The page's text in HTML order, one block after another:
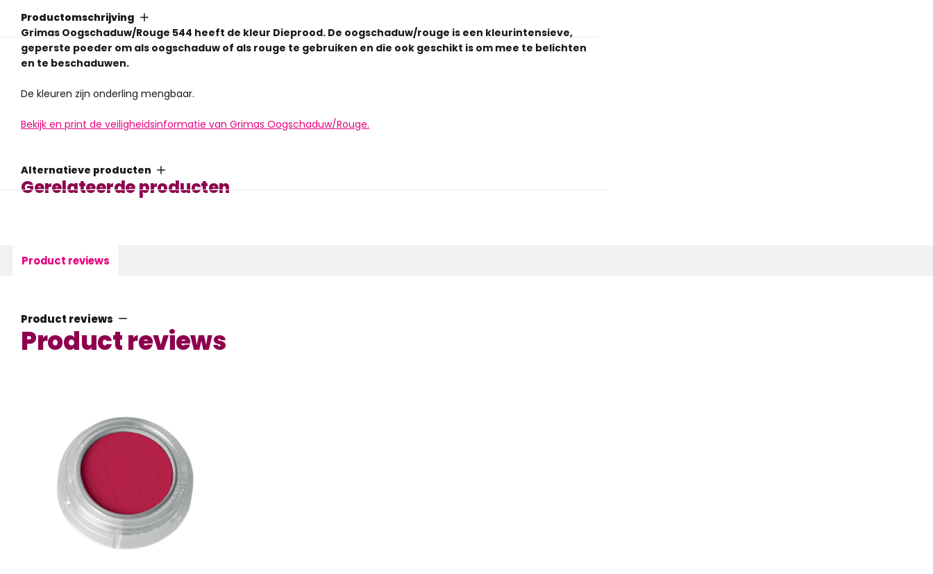
Productomschrijving
Grimas Oogschaduw/Rouge 544 heeft de kleur Dieprood. De oogschaduw/rouge is een kleurintensieve,
geperste poeder om als oogschaduw of als rouge te gebruiken en die ook geschikt is om mee te belichten
en te beschaduwen.
De kleuren zijn onderling mengbaar.
Bekijk en print de veiligheidsinformatie van Grimas Oogschaduw/Rouge.
Alternatieve producten
Gerelateerde producten
Product reviews
Product reviews
Product reviews